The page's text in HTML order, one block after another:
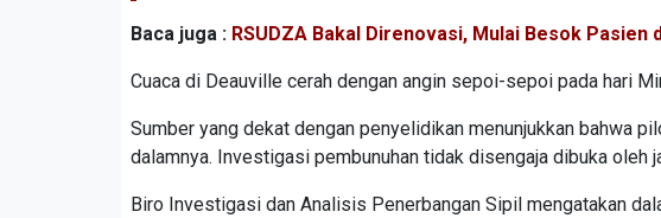
Baca juga : RSUDZA Bakal Direnovasi, Mulai Besok Pasien
Cuaca di Deauville cerah dengan angin sepoi-sepoi pada hari
Sumber yang dekat dengan penyelidikan menunjukkan bahwa
dalamnya. Investigasi pembunuhan tidak disengaja dibuka oleh
Biro Investigasi dan Analisis Penerbangan Sipil mengatakan